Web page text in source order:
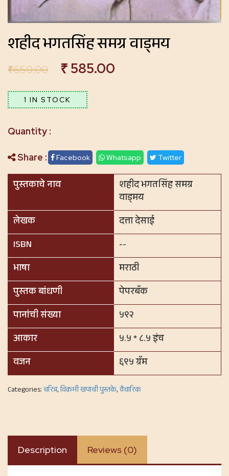
शहीद भगतसिंह समग्र वाड्मय
₹650.00 ₹ 585.00
1 IN STOCK
Share : Facebook Whatsapp Twitter
पुस्तकाचे नाव
शहीद भगतसिंह समग्र
वाड्मय
लेखक
दत्ता देसाई
ISBN
--
भाषा
मराठी
पुस्तक बांधणी
पेपरबॅक
पानांची संख्या
५९२
आकार
५.५ * ८.५ इंच
वजन
६९५ ग्रॅम
Categories:चरित्र,विक्रमी खपाची पुस्तके,वैचारिक
Description Reviews (0)